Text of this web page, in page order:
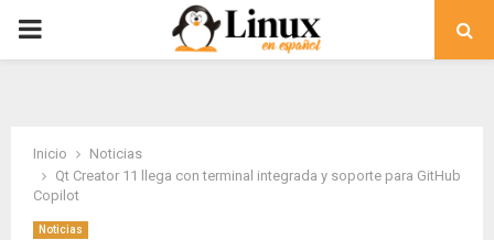
PRIMARY
Inicio
Noticias
Qt Creator 11 llega con terminal integrada y soporte para GitHub
Copilot
Noticias